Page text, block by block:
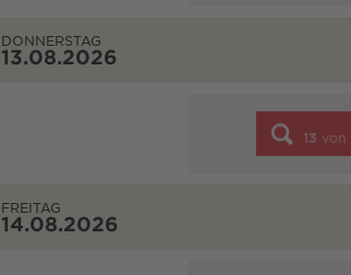
DONNERSTAG
13.08.2026
13 von
FREITAG
14.08.2026